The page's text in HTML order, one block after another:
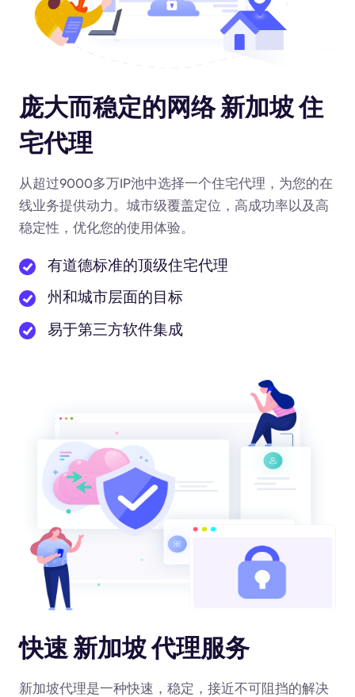
庞大而稳定的网络 新加坡 住
宅代理
从超过9000多万IP池中选择一个住宅代理，为您的在
线业务提供动力。城市级覆盖定位，高成功率以及高
稳定性，优化您的使用体验。
有道德标准的顶级住宅代理
州和城市层面的目标
易于第三方软件集成
快速 新加坡 代理服务
新加坡代理是一种快速，稳定，接近不可阻挡的解决